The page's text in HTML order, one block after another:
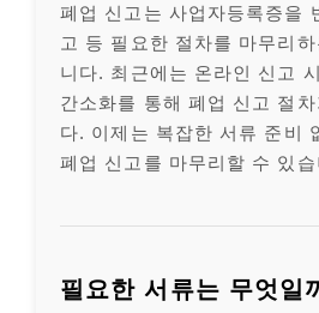
폐업 신고는 사업자등록증을
고 등 필요한 절차를 마무리
니다. 최근에는 온라인 신고
간소화를 통해 폐업 신고 절
다. 이제는 복잡한 서류 준비
폐업 신고를 마무리할 수 있습
필요한 서류는 무엇일